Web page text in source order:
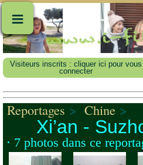
Visiteurs inscrits : cliquer ici pour vous
connecter
≡
Reportages >Chine >
Xi’an -
⋅ 7 photos dans ce